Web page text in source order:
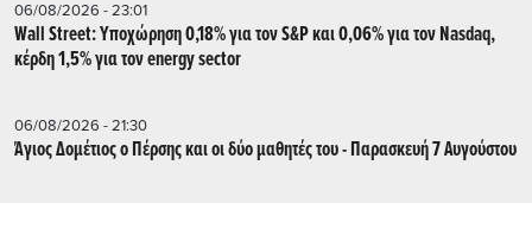
06/08/2026 - 23:01
Wall Street: Υποχώρηση 0,18% για τον S&P και 0,06% για τον Nasdaq,
κέρδη 1,5% για τον energy sector
06/08/2026 - 21:30
Άγιος Δομέτιος ο Πέρσης και οι δύο μαθητές του - Παρασκευή 7 Αυγούστου